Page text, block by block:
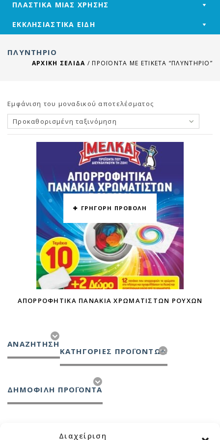
Διαχείριση
ΠΛΑΣΤΙΚΑ ΜΙΑΣ ΧΡΗΣΗΣ
ΕΚΚΛΗΣΙΑΣΤΙΚΑ ΕΙΔΗ
ΠΛΥΝΤΉΡΙΟ
ΑΡΧΙΚΉ ΣΕΛΊΔΑ / ΠΡΟΪΌΝΤΑ ΜΕ ΕΤΙΚΈΤΑ “ΠΛΥΝΤΉΡΙΟ”
Εμφάνιση του μοναδικού αποτελέσματος
Προκαθορισμένη ταξινόμηση
ΓΡΗΓΟΡΗ ΠΡΟΒΟΛΗ
ΑΠΟΡΡΟΦΗΤΙΚΑ ΠΑΝΑΚΙΑ ΧΡΩΜΑΤΙΣΤΩΝ ΡΟΥΧΩΝ
ΑΝΑΖΉΤΗΣΗ
ΚΑΤΗΓΟΡΙΕΣ ΠΡΟΪΟΝΤΩΝ
ΔΗΜΟΦΙΛΗ ΠΡΟΪΟΝΤΑ